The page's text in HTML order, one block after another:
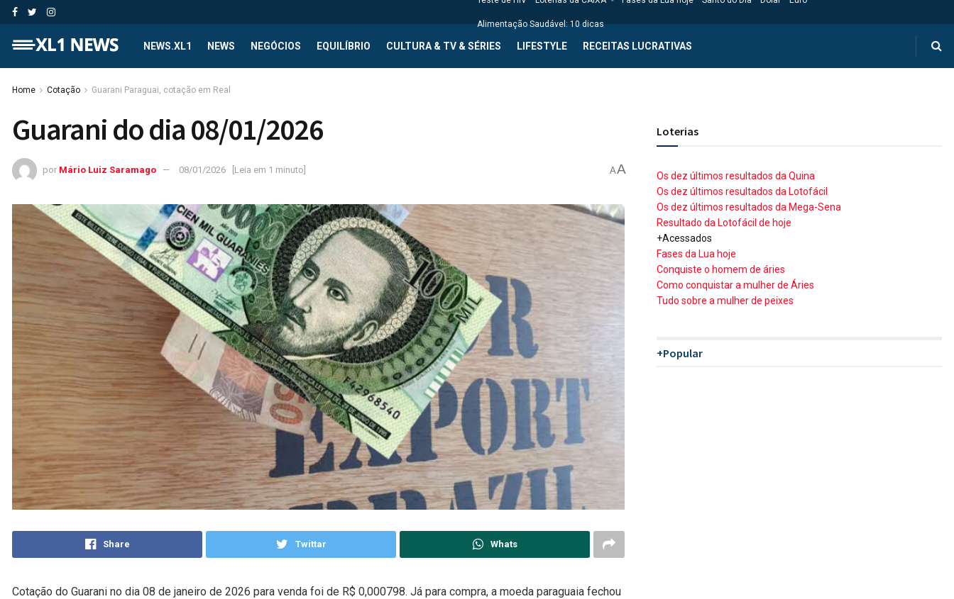
Alimentação Saudável: 10 dicas
NEWS.XL1 NEWS NEGÓCIOS EQUILÍBRIO CULTURA & TV & SÉRIES LIFESTYLE RECEITAS LUCRATIVAS
Home Cotação Guarani Paraguai, cotação em Real
Guarani do dia 08/01/2026
por Mário Luiz Saramago 08/01/2026 [Leia em 1 minuto] AA
Share Twittar Whats
Cotação do Guarani no dia 08 de janeiro de 2026 para venda foi de R$ 0,000798. Já para compra, a moeda paraguaia fechou
Loterias
Os dez últimos resultados da Quina
Os dez últimos resultados da Lotofácil
Os dez últimos resultados da Mega-Sena
Resultado da Lotofácil de hoje
+Acessados
Fases da Lua hoje
Conquiste o homem de áries
Como conquistar a mulher de Áries
Tudo sobre a mulher de peixes
+Popular